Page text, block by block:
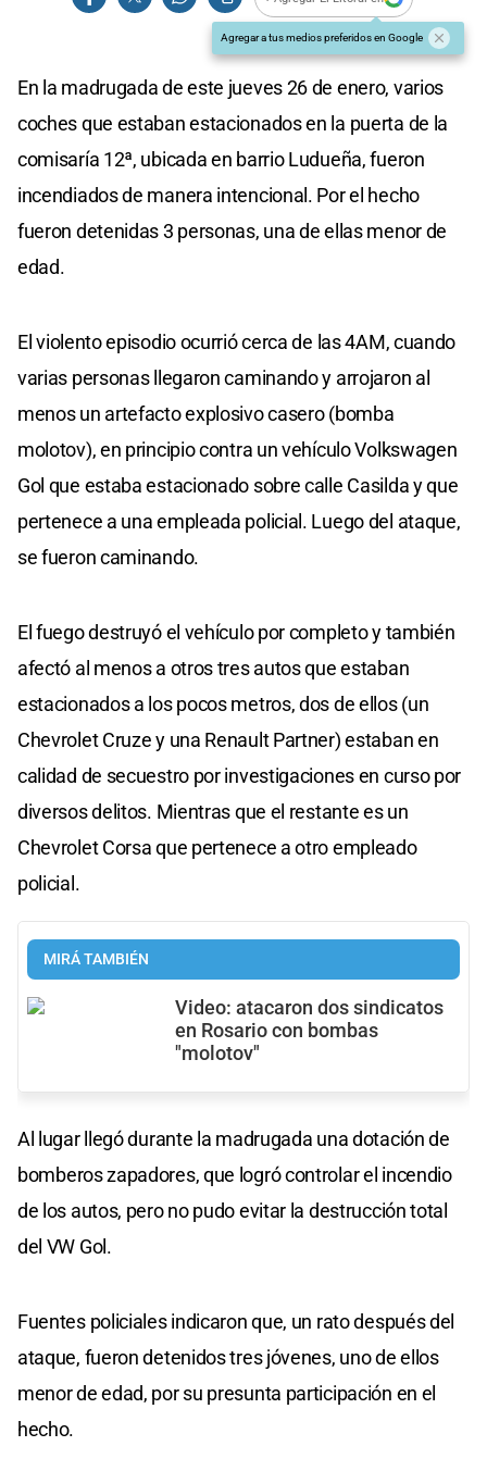
Agregar a tus medios preferidos en Google
En la madrugada de este jueves 26 de enero, varios
coches que estaban estacionados en la puerta de la
comisaría 12ª, ubicada en barrio Ludueña, fueron
incendiados de manera intencional. Por el hecho
fueron detenidas 3 personas, una de ellas menor de
edad.
El violento episodio ocurrió cerca de las 4AM, cuando
varias personas llegaron caminando y arrojaron al
menos un artefacto explosivo casero (bomba
molotov), en principio contra un vehículo Volkswagen
Gol que estaba estacionado sobre calle Casilda y que
pertenece a una empleada policial. Luego del ataque,
se fueron caminando.
El fuego destruyó el vehículo por completo y también
afectó al menos a otros tres autos que estaban
estacionados a los pocos metros, dos de ellos (un
Chevrolet Cruze y una Renault Partner) estaban en
calidad de secuestro por investigaciones en curso por
diversos delitos. Mientras que el restante es un
Chevrolet Corsa que pertenece a otro empleado
policial.
MIRÁ TAMBIÉN
Video: atacaron dos sindicatos
en Rosario con bombas
"molotov"
Al lugar llegó durante la madrugada una dotación de
bomberos zapadores, que logró controlar el incendio
de los autos, pero no pudo evitar la destrucción total
del VW Gol.
Fuentes policiales indicaron que, un rato después del
ataque, fueron detenidos tres jóvenes, uno de ellos
menor de edad, por su presunta participación en el
hecho.